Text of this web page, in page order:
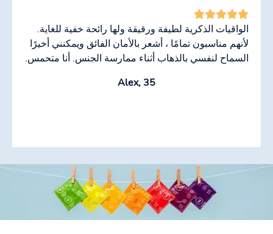
الواقيات الذكرية لطيفة ورقيقة ولها رائحة خفية للغاية.
لأنهم مناسبون تمامًا ، أشعر بالأمان الفائق ويمكنني أخيرًا
السماح لنفسي بالذهاب أثناء ممارسة الجنس. أنا متحمس.
Alex, 35